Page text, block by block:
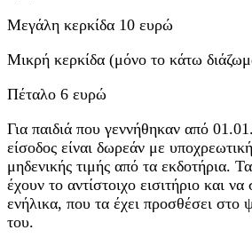
Μεγάλη κερκίδα 10 ευρώ
Μικρή κερκίδα (μόνο το κάτω
Πέταλο 6 ευρώ
Για παιδιά που γεννήθηκαν από
είσοδος είναι δωρεάν με
μηδενικής τιμής από τα εκδοτήρια.
έχουν το αντίστοιχο εισιτήριο και
ενήλικα, που τα έχει προσθέσει στο
του.